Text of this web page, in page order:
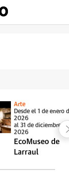
Arte
Desde el 1 de enero
2026
al 31 de diciembre de
2026
EcoMuseo de
Larraul